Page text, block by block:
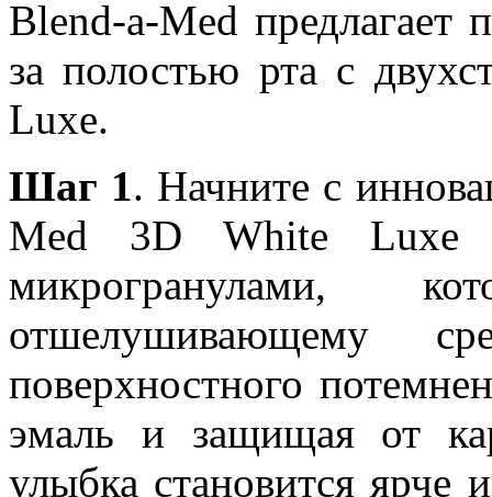
Blend-a-Med предлагает
за полостью рта с
Luxe.
Шаг 1. Начните с
Med 3D White Luxe
микрогранулами,
отшелушивающему
поверхностного
эмаль и защищая от
улыбка становится